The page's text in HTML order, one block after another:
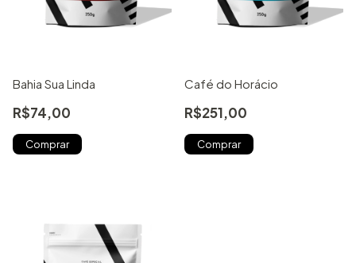
Bahia Sua Linda
R$74,00
Comprar
Café do Horácio
R$251,00
Comprar